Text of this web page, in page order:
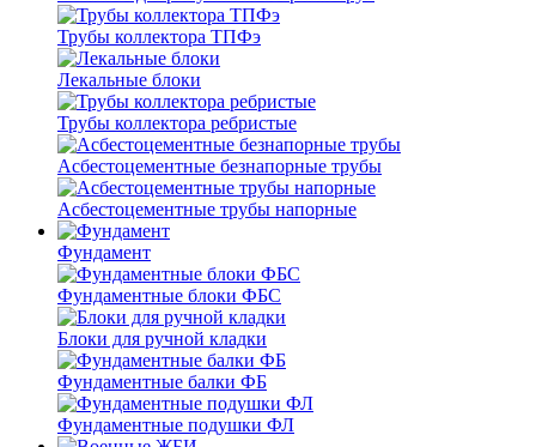
Трубы коллектора ТПФэ
Лекальные блоки
Трубы коллектора ребристые
Асбестоцементные безнапорные трубы
Асбестоцементные трубы напорные
Фундамент
Фундаментные блоки ФБС
Блоки для ручной кладки
Фундаментные балки ФБ
Фундаментные подушки ФЛ